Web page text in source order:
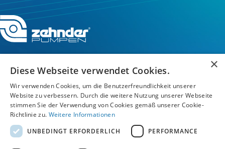
Service-Hotline
Service
Unternehmen
×
Diese Webseite verwendet Cookies.
Wir verwenden Cookies, um die Benutzerfreundlichkeit unserer
Website zu verbessern. Durch die weitere Nutzung unserer Webseite
stimmen Sie der Verwendung von Cookies gemäß unserer Cookie-
Richtlinie zu. Weitere Informationen
UNBEDINGT ERFORDERLICH
PERFORMANCE